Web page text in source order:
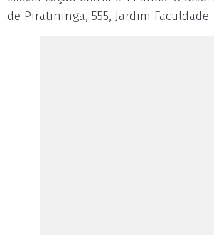
de Piratininga, 555, Jardim Faculdade.